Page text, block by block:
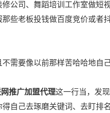
公司、舞蹈培训工作室做短
些老板投钱做百度竞价或者
需要像以前那样苦哈哈地自
推广加盟代理这一行当，发
自己去琢磨关键词、去盯排